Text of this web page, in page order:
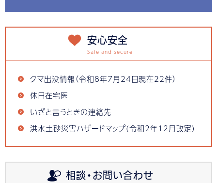
安心安全
クマ出没情報（令和8年7月24日現在22件）
休日在宅医
いざと言うときの連絡先
洪水土砂災害ハザードマップ(令和2年12月改定)
相談・お問い合わせ